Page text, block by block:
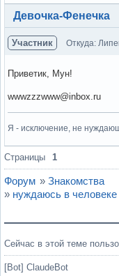
Вне форума
Девочка-Фенечка
Участник Откуда:
Приветик, Мун!
wwwzzzwww@inbox.ru
Я - исключение, не
Вне форума
Страницы 1
Форум » Знакомства
» нуждаюсь в человеке
Сейчас в этой теме
[Bot] ClaudeBot